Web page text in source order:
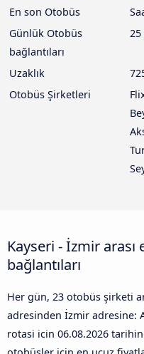
En son Otobüs
Günlük Otobüs
bağlantıları
Uzaklık
Otobüs Şirketleri
Kayseri - İzmir
bağlantıları
Her gün, 23 otobüs şirketi
adresinden İzmir adresine:
rotasi icin 06.08.2026